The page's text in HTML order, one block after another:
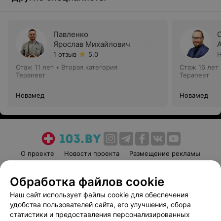
Павленко
Ярослав Михайлович
1 отзыв
5.0
Стаж 11 лет • Вторая категория
Терапевт
Новамед
Стаж 16 лет
Терапевт
Новамед
О проекте Новости проекта
Размещение рекламы
Пользовательское соглашение
Способы оплаты
Вакансии
Партнеры
Написать руководителю 103.by
Обработка файлов cookie
Наш сайт использует файлы cookie для обеспечения
удобства пользователей сайта, его улучшения, сбора
статистики и предоставления персонализированных